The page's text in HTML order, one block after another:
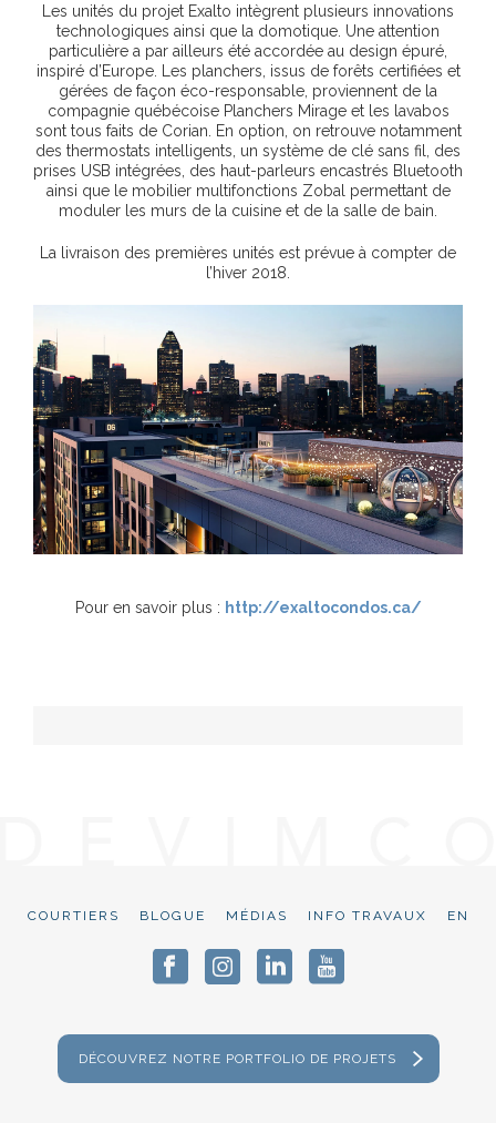
Les unités du projet Exalto intègrent plusieurs innovations
technologiques ainsi que la domotique. Une attention
particulière a par ailleurs été accordée au design épuré,
inspiré d’Europe. Les planchers, issus de forêts certifiées et
gérées de façon éco-responsable, proviennent de la
compagnie québécoise Planchers Mirage et les lavabos
sont tous faits de Corian. En option, on retrouve notamment
des thermostats intelligents, un système de clé sans fil, des
prises USB intégrées, des haut-parleurs encastrés Bluetooth
ainsi que le mobilier multifonctions Zobal permettant de
moduler les murs de la cuisine et de la salle de bain.
La livraison des premières unités est prévue à compter de
l’hiver 2018.
Pour en savoir plus : http://exaltocondos.ca/
COURTIERS BLOGUE MÉDIAS INFO TRAVAUX EN
DÉCOUVREZ NOTRE PORTFOLIO DE PROJETS